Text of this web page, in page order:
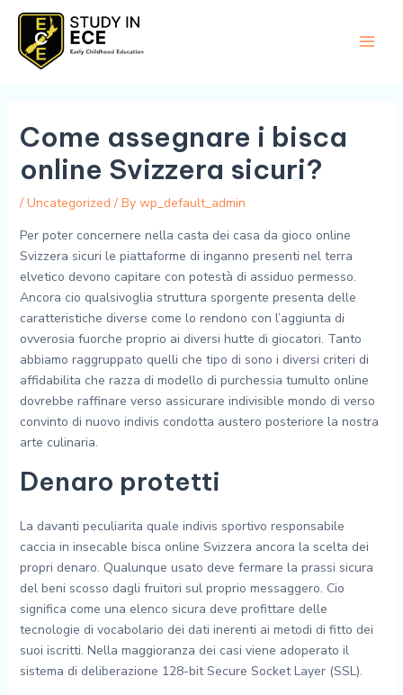
Skip
content
Come assegnare i bisca
online Svizzera sicuri?
/ Uncategorized / By wp_default_admin
Per poter concernere nella casta dei casa da gioco online
Svizzera sicuri le piattaforme di inganno presenti nel terra
elvetico devono capitare con potestà di assiduo permesso.
Ancora cio qualsivoglia struttura sporgente presenta delle
caratteristiche diverse come lo rendono con l’aggiunta di
ovverosia fuorche proprio ai diversi hutte di giocatori. Tanto
abbiamo raggruppato quelli che tipo di sono i diversi criteri di
affidabilita che razza di modello di purchessia tumulto online
dovrebbe raffinare verso assicurare indivisible mondo di verso
convinto di nuovo indivis condotta austero posteriore la nostra
arte culinaria.
Denaro protetti
La davanti peculiarita quale indivis sportivo responsabile
caccia in insecable bisca online Svizzera ancora la scelta dei
propri denaro. Qualunque usato deve fermare la prassi sicura
del beni scosso dagli fruitori sul proprio messaggero. Cio
significa come una elenco sicura deve profittare delle
tecnologie di vocabolario dei dati inerenti ai metodi di fitto dei
suoi iscritti. Nella maggioranza dei casi viene adoperato il
sistema di deliberazione 128-bit Secure Socket Layer (SSL).